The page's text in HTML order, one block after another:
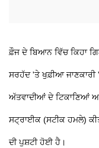
ਫ਼ੌਜ ਦੇ ਬਿਆਨ ਵਿੱਚ ਕਿਹਾ
ਸਰਹੱਦ 'ਤੇ ਖੁਫ਼ੀਆ ਜਾਣਕਾਰੀ
ਅੱਤਵਾਦੀਆਂ ਦੇ ਟਿਕਾਣਿਆਂ
ਸਟ੍ਰਾਈਕ (ਸਟੀਕ ਹਮਲੇ)
ਦੀ ਪੁਸ਼ਟੀ ਹੋਈ ਹੈ।